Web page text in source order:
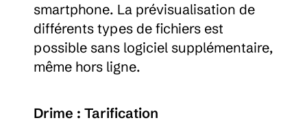
smartphone. La prévisualisation de
différents types de fichiers est
possible sans logiciel supplémentaire,
même hors ligne.
Drime : Tarification